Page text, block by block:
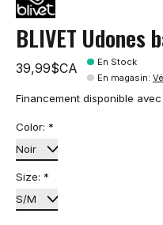
BLIVET Udones
39,99$CA
En Stock
En magasin:
Financement disponible
Color: *
Size: *